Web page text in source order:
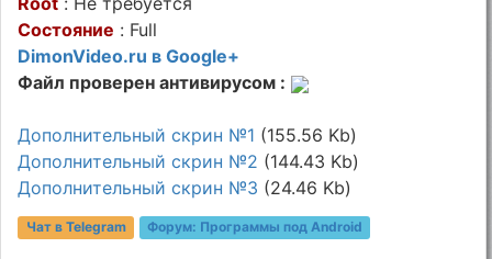
Состояние : Full
DimonVideo.ru в Google+
Файл проверен антивирусом :
Дополнительный скрин №1 (155.56 Kb)
Дополнительный скрин №2 (144.43 Kb)
Дополнительный скрин №3 (24.46 Kb)
Чат в Telegram Форум: Программы под Android